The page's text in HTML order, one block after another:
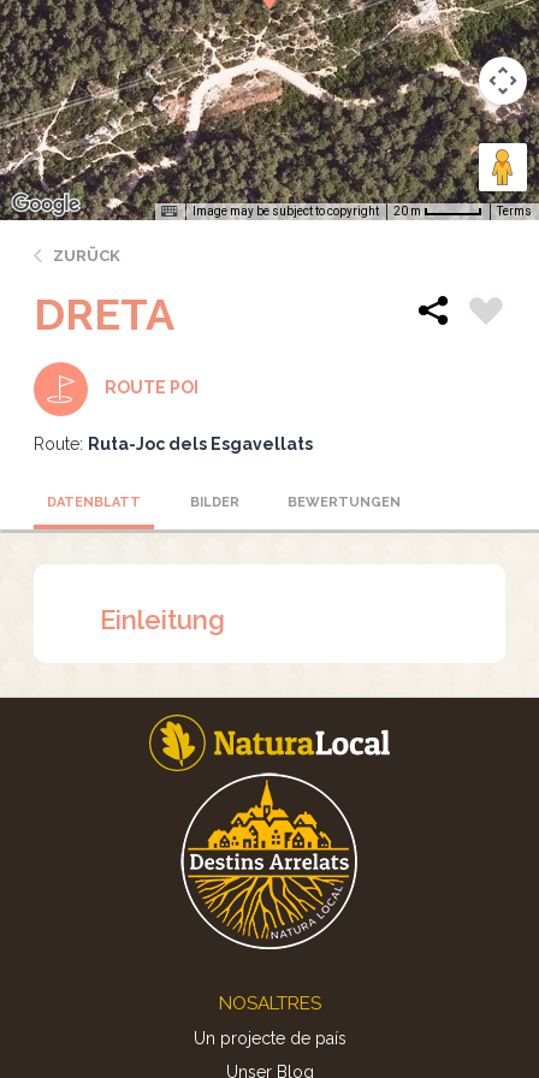
Image may be subject to copyright 20 m Terms
ZURÜCK
DRETA
ROUTE POI
Route: Ruta-Joc dels Esgavellats
DATENBLATT BILDER BEWERTUNGEN
Einleitung
NOSALTRES
Un projecte de país
Unser Blog